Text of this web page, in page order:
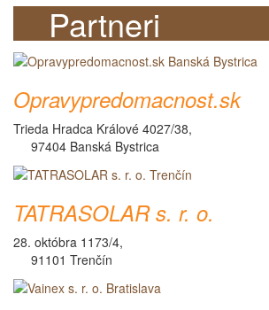
Partneri
Opravypredomacnost.sk
Trieda Hradca Králové 4027/38,
97404 Banská Bystrica
TATRASOLAR s. r. o.
28. októbra 1173/4,
91101 Trenčín